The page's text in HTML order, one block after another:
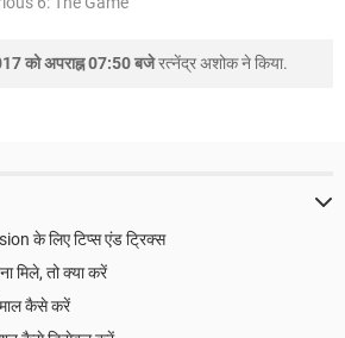
को अपराह्न 07:50 बजेरत्नेंद्र अशोकने किया.
के लिए टिप्स एंड ट्रिक्स
मिले, तो क्या करें
कैसे करें